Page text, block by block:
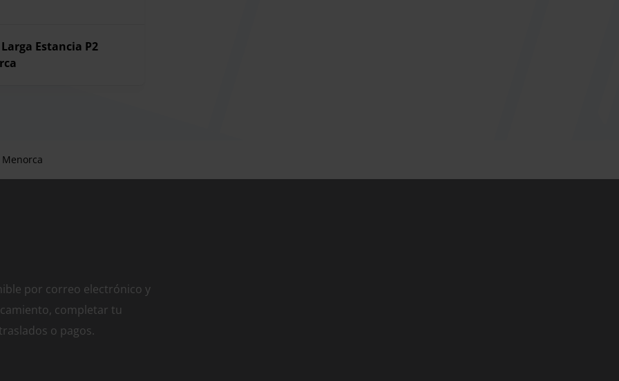
Estancia P2
Menorca
por correo electrónico y
completar tu
o pagos.